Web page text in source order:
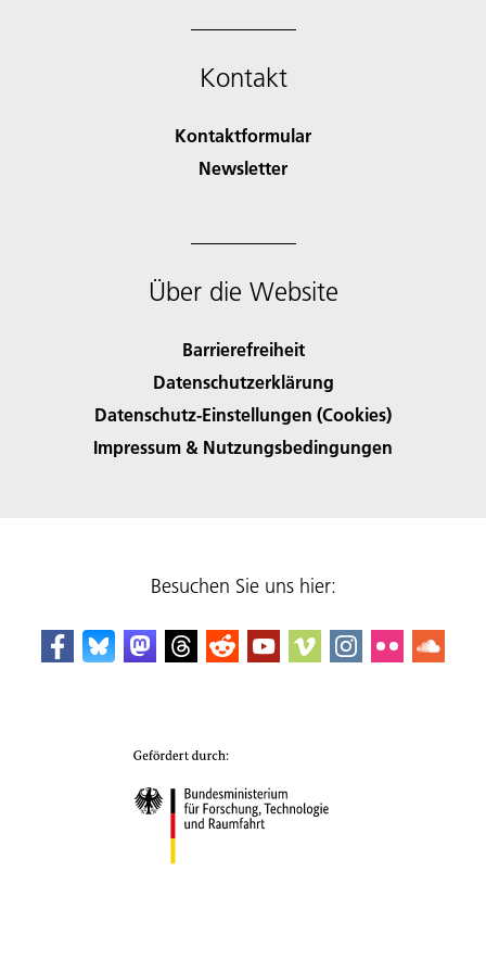
Kontakt
Kontaktformular
Newsletter
Über die Website
Barrierefreiheit
Datenschutzerklärung
Datenschutz-Einstellungen (Cookies)
Impressum & Nutzungsbedingungen
Besuchen Sie uns hier: